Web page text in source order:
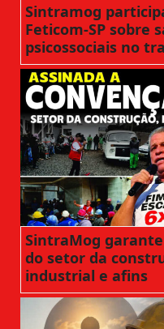
Sintramog
Feticom-SP sobre
psicossociais no
SintraMog
do setor da
industrial e afins